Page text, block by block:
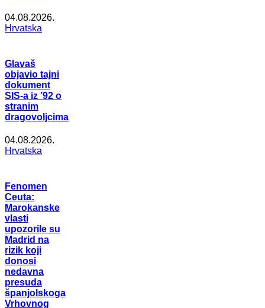
04.08.2026.
Hrvatska
Glavaš
objavio tajni
dokument
SIS-a iz ’92 o
stranim
dragovoljcima
04.08.2026.
Hrvatska
Fenomen
Ceuta:
Marokanske
vlasti
upozorile su
Madrid na
rizik koji
donosi
nedavna
presuda
španjolskoga
Vrhovnog